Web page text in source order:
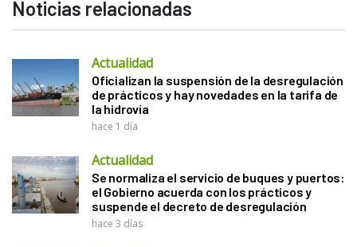
Noticias relacionadas
Actualidad
Oficializan la suspensión de la desregulación
de prácticos y hay novedades en la tarifa de
la hidrovía
hace 1 día
Actualidad
Se normaliza el servicio de buques y puertos:
el Gobierno acuerda con los prácticos y
suspende el decreto de desregulación
hace 3 días